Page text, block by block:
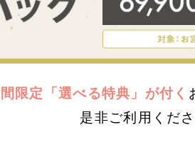
限定「選べる特典」が付く
是非ご利用くださ